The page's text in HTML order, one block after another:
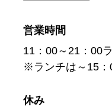
営業時間
11：00～21：00
※ランチは～15：
休み